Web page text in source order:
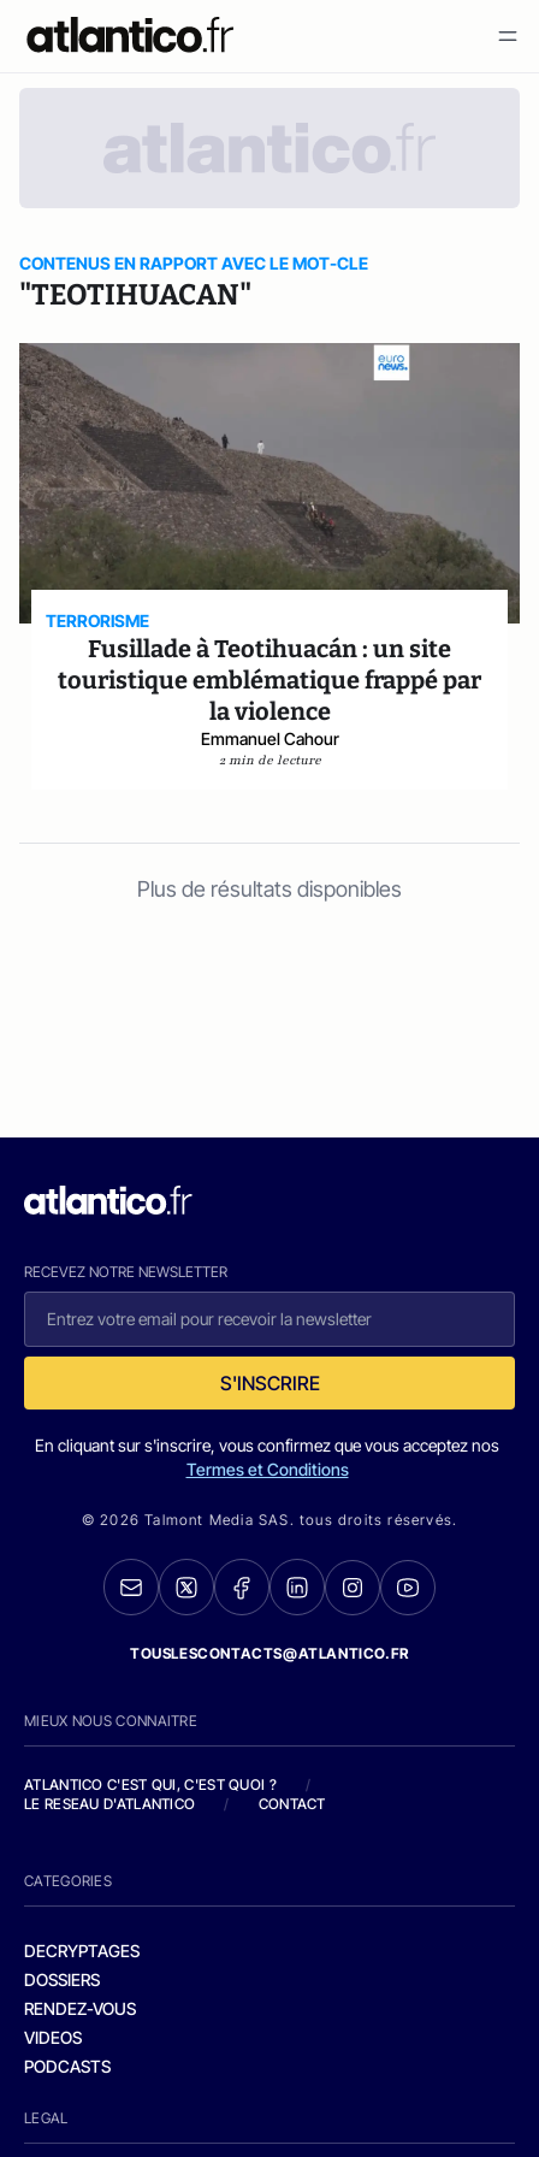
CONTENUS EN RAPPORT AVEC LE MOT-CLE
"TEOTIHUACAN"
TERRORISME
Fusillade à Teotihuacán : un site
touristique emblématique frappé par
la violence
Emmanuel Cahour
2 min de lecture
Plus de résultats disponibles
RECEVEZ NOTRE NEWSLETTER
S'INSCRIRE
En cliquant sur s'inscrire, vous confirmez que vous acceptez nos
Termes et Conditions
© 2026 Talmont Media SAS. tous droits réservés.
TOUSLESCONTACTS@ATLANTICO.FR
MIEUX NOUS CONNAITRE
ATLANTICO C'EST QUI, C'EST QUOI ?
/
LE RESEAU D'ATLANTICO
/ CONTACT
CATEGORIES
DECRYPTAGES
DOSSIERS
RENDEZ-VOUS
VIDEOS
PODCASTS
LEGAL